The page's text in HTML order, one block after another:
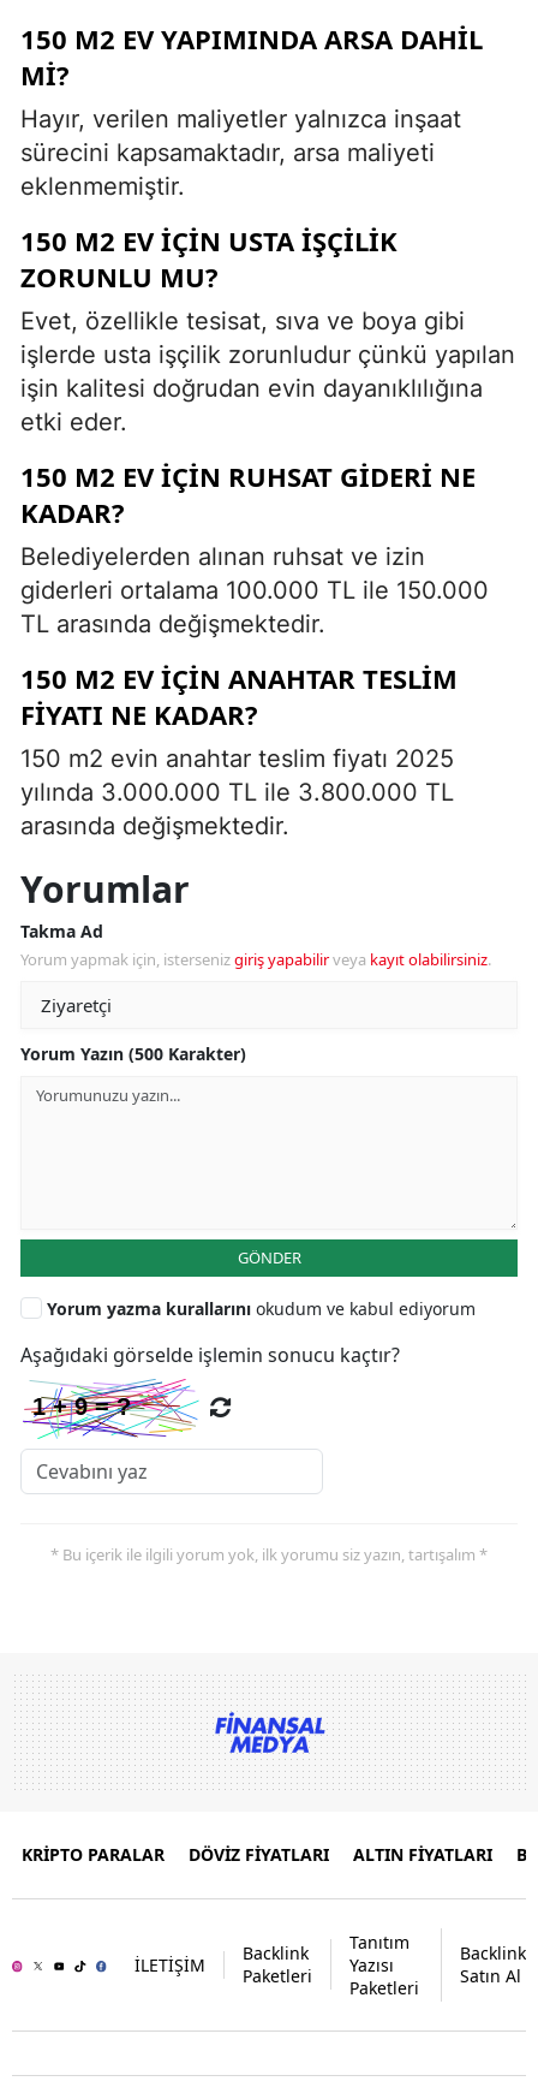
150 M2 EV YAPIMINDA ARSA DAHIL
MI?
Hayır, verilen maliyetler yalnızca inşaat
sürecini kapsamaktadır, arsa maliyeti
eklenmemiştir.
150 M2 EV İÇIN USTA İŞÇILIK
ZORUNLU MU?
Evet, özellikle tesisat, sıva ve boya gibi
işlerde usta işçilik zorunludur çünkü yapılan
işin kalitesi doğrudan evin dayanıklılığına
etki eder.
150 M2 EV İÇIN RUHSAT GIDERI NE
KADAR?
Belediyelerden alınan ruhsat ve izin
giderleri ortalama 100.000 TL ile 150.000
TL arasında değişmektedir.
150 M2 EV İÇIN ANAHTAR TESLIM
FIYATI NE KADAR?
150 m2 evin anahtar teslim fiyatı 2025
yılında 3.000.000 TL ile 3.800.000 TL
arasında değişmektedir.
Yorumlar
Takma Ad
Yorum yapmak için, istersenizgiriş yapabilirveya kayıt olabilirsiniz.
Yorum Yazın (500 Karakter)
GÖNDER
Yorum yazma kurallarını okudum ve kabul ediyorum
Aşağıdaki görselde işlemin sonucu kaçtır?
* Bu içerik ile ilgili yorum yok, ilk yorumu siz yazın, tartışalım *
KRİPTO PARALAR DÖVİZ FİYATLARI ALTIN FİYATLARI
İLETİŞİM
Backlink
Paketleri
Tanıtım
Yazısı
Paketleri
Backlink
Satın Al